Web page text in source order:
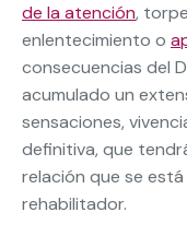
de la atención,
enlentecimiento o
consecuencias del
acumulado un
sensaciones,
definitiva, que
relación que se
rehabilitador.